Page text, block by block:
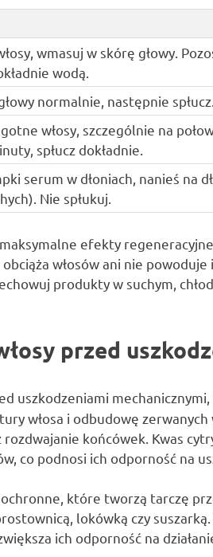
wmasuj w skórę głowy.
wodą.
normalnie, następnie spłucz.
włosy, szczególnie na
spłucz dokładnie.
serum w dłoniach, nanieś na
Nie spłukuj.
efekty
włosów ani nie powoduje
produkty w suchym,
przed
uszkodzeniami
włosa i odbudowę zerwanych
końcówek. Kwas
co podnosi ich odporność na
które tworzą tarczę
lokówką czy
ich odporność na